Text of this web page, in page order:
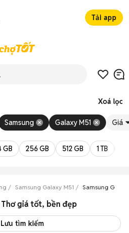
Tải app
Xoá lọc
Samsung Galaxy M51 Giá
GB 256 GB 512 GB 1 TB
Samsung Galaxy M51 Samsung
Thơ giá tốt, bền đẹp
Lưu tìm kiếm